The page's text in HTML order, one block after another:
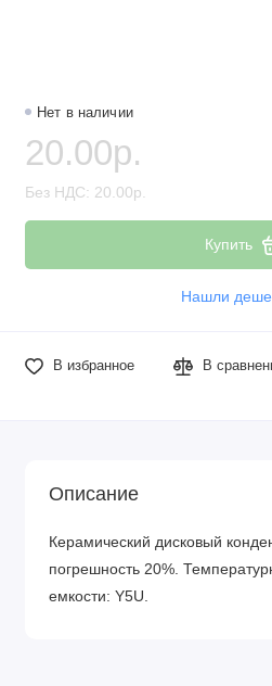
Резисторы
Реле
Стабилизаторы питания
Транзисторы
Нет в наличии
20.00р.
Без НДС: 20.00р.
Купить
Нашли
В избранное В
Описание
Керамический дисковый
погрешность 20%.
емкости: Y5U.